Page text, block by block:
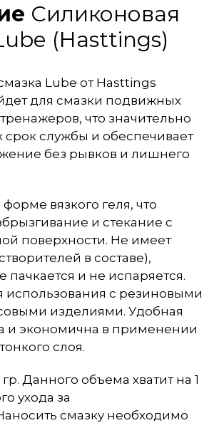
Силиконовая
(Hasttings)
Lube от Hasttings
для смазки подвижных
что значительно
срок службы и обеспечивает
без рывков и лишнего
вязкого геля, что
и стекание с
поверхности. Не имеет
в составе),
пачкается и не испаряется.
использования с резиновыми
изделиями. Удобная
и экономична в применении
слоя.
гр. Данного объема хватит на 1
ухода за
смазку необходимо